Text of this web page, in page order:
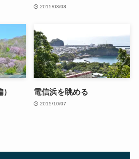
2015/03/08
電信浜を眺める
2015/10/07